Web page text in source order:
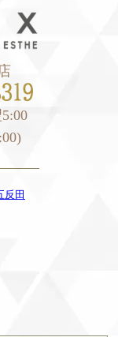
反田